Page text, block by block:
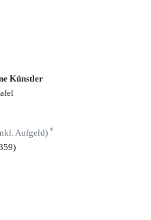
Künstler
Aufgeld)*